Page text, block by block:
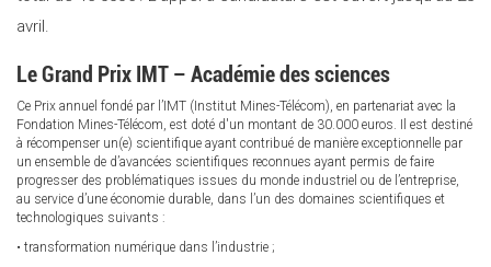
avril.
Le Grand Prix IMT – Académie des sciences
Ce Prix annuel fondé par l’IMT (Institut Mines-Télécom), en partenariat avec la
Fondation Mines-Télécom, est doté d'un montant de 30.000 euros. Il est destiné
à récompenser un(e) scientifique ayant contribué de manière exceptionnelle par
un ensemble de d’avancées scientifiques reconnues ayant permis de faire
progresser des problématiques issues du monde industriel ou de l’entreprise,
au service d’une économie durable, dans l’un des domaines scientifiques et
technologiques suivants :
• transformation numérique dans l’industrie ;